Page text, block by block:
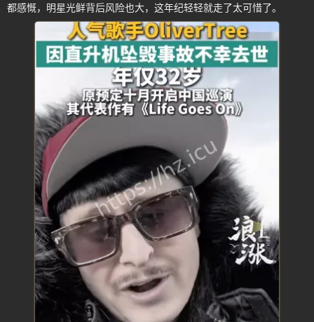
都感慨，明星光鲜背后风险也大，这年纪轻轻就走了太可惜了。